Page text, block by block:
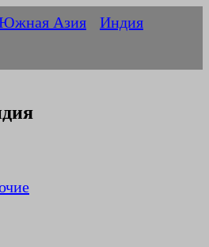
Азия
Индия